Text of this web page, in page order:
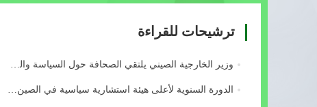
ترشيحات للقراءة
وزير الخارجية الصيني يلتقي الصحافة حول السياسة والعلا...
الدورة السنوية لأعلى هيئة استشارية سياسية في الصين ستع...